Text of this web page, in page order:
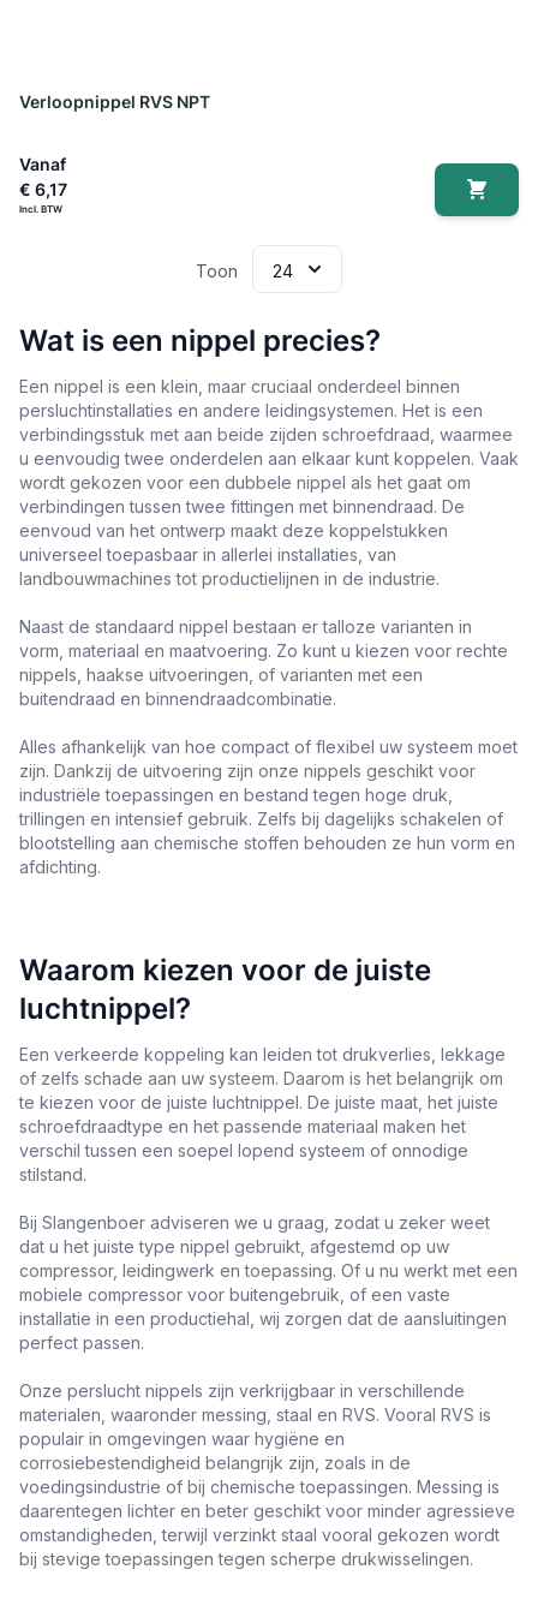
Verloopnippel RVS NPT
Vanaf
€ 6,17
Toon
Wat is een nippel precies?
Een nippel is een klein, maar cruciaal onderdeel binnen
persluchtinstallaties en andere leidingsystemen. Het is een
verbindingsstuk met aan beide zijden schroefdraad, waarmee
u eenvoudig twee onderdelen aan elkaar kunt koppelen. Vaak
wordt gekozen voor een dubbele nippel als het gaat om
verbindingen tussen twee fittingen met binnendraad. De
eenvoud van het ontwerp maakt deze koppelstukken
universeel toepasbaar in allerlei installaties, van
landbouwmachines tot productielijnen in de industrie.
Naast de standaard nippel bestaan er talloze varianten in
vorm, materiaal en maatvoering. Zo kunt u kiezen voor rechte
nippels, haakse uitvoeringen, of varianten met een
buitendraad en binnendraadcombinatie.
Alles afhankelijk van hoe compact of flexibel uw systeem moet
zijn. Dankzij de uitvoering zijn onze nippels geschikt voor
industriële toepassingen en bestand tegen hoge druk,
trillingen en intensief gebruik. Zelfs bij dagelijks schakelen of
blootstelling aan chemische stoffen behouden ze hun vorm en
afdichting.
Waarom kiezen voor de juiste
luchtnippel?
Een verkeerde koppeling kan leiden tot drukverlies, lekkage
of zelfs schade aan uw systeem. Daarom is het belangrijk om
te kiezen voor de juiste luchtnippel. De juiste maat, het juiste
schroefdraadtype en het passende materiaal maken het
verschil tussen een soepel lopend systeem of onnodige
stilstand.
Bij Slangenboer adviseren we u graag, zodat u zeker weet
dat u het juiste type nippel gebruikt, afgestemd op uw
compressor, leidingwerk en toepassing. Of u nu werkt met een
mobiele compressor voor buitengebruik, of een vaste
installatie in een productiehal, wij zorgen dat de aansluitingen
perfect passen.
Onze perslucht nippels zijn verkrijgbaar in verschillende
materialen, waaronder messing, staal en RVS. Vooral RVS is
populair in omgevingen waar hygiëne en
corrosiebestendigheid belangrijk zijn, zoals in de
voedingsindustrie of bij chemische toepassingen. Messing is
daarentegen lichter en beter geschikt voor minder agressieve
omstandigheden, terwijl verzinkt staal vooral gekozen wordt
bij stevige toepassingen tegen scherpe drukwisselingen.